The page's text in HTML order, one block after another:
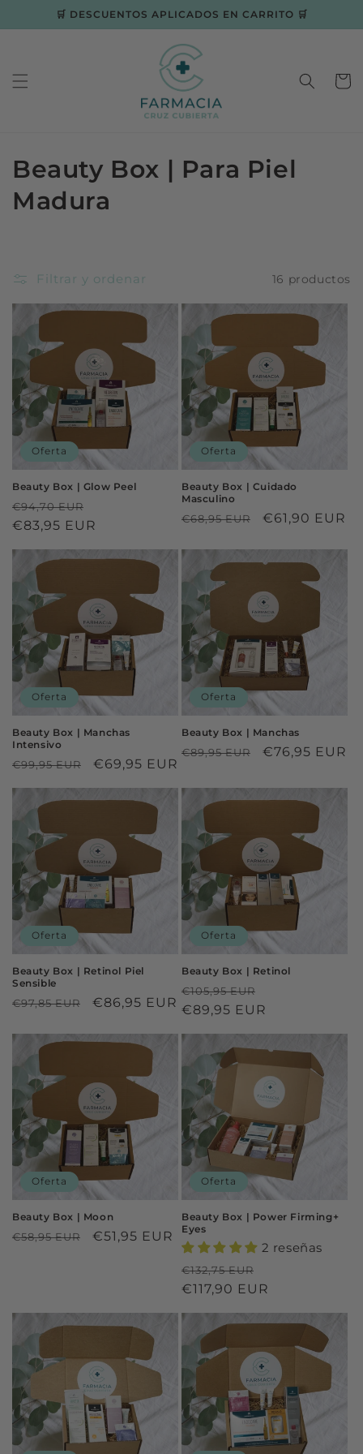
directamente
al contenido
🛒 DESCUENTOS APLICADOS EN CARRITO 🛒
Carrito
C
o
i
ó
n
Beauty Box | Para Piel
Madura
Filtrar y ordenar 16 productos
Oferta
Beauty Box | Glow Peel
Precio
habitual
€94,70 EUR
de
€83,95 EUR
Oferta
Beauty Box | Cuidado
Masculino
Precio
€68,95 EUR
Precio
€61,90 EUR
Oferta
Beauty Box | Manchas
Intensivo
Precio
€99,95 EUR
Precio
oferta
€69,95 EUR
Oferta
Beauty Box | Manchas
Precio
€89,95 EUR
Precio
oferta
€76,95 EUR
Oferta
Beauty Box | Retinol Piel
Sensible
Precio
€97,85 EUR
Precio
oferta
€86,95 EUR
Oferta
Beauty Box | Retinol
Precio
habitual
€105,95 EUR
de
€89,95 EUR
Oferta
Beauty Box | Moon
Precio
€58,95 EUR
Precio
€51,95 EUR
Oferta
Beauty Box | Power Firming+
Eyes
2 reseñas
Precio
habitual
€132,75 EUR
de
€117,90 EUR